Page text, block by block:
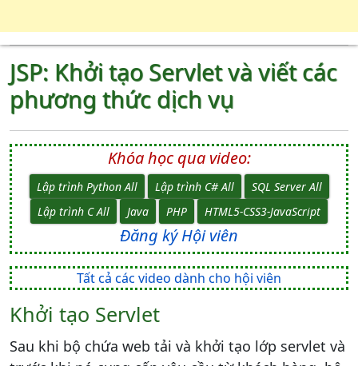
JSP: Khởi tạo Servlet và viết các
phương thức dịch vụ
Khóa học qua video:
Lập trình Python All Lập trình C# All
SQL Server All
Lập trình C All
Java PHP HTML5-CSS3-JavaScript
Đăng ký Hội viên
Tất cả các video dành cho hội viên
Khởi tạo Servlet
Sau khi bộ chứa web tải và khởi tạo lớp servlet và